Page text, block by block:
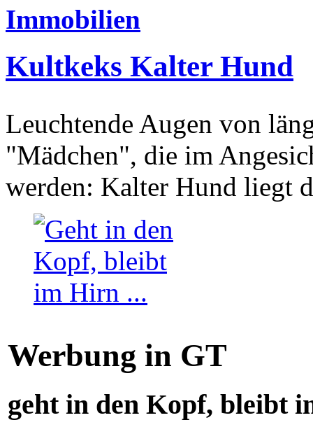
Immobilien
Kultkeks Kalter Hund
Leuchtende Augen von
"Mädchen", die im
werden: Kalter Hund liegt
Werbung in GT
geht in den Kopf, bleibt